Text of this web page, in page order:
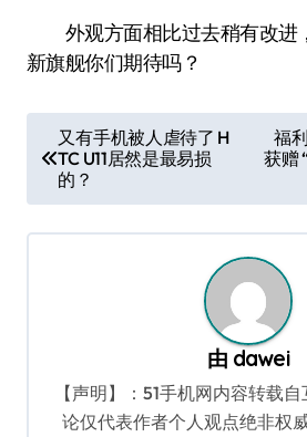
外观方面相比过去稍有改进
新旗舰你们期待吗？
章
导
航
又有手机被人虐待了 H
TC U11居然是最易损
的？
福
获赠
由 dawei
【声明】：51手机网内容转载
论仅代表作者个人观点绝非权